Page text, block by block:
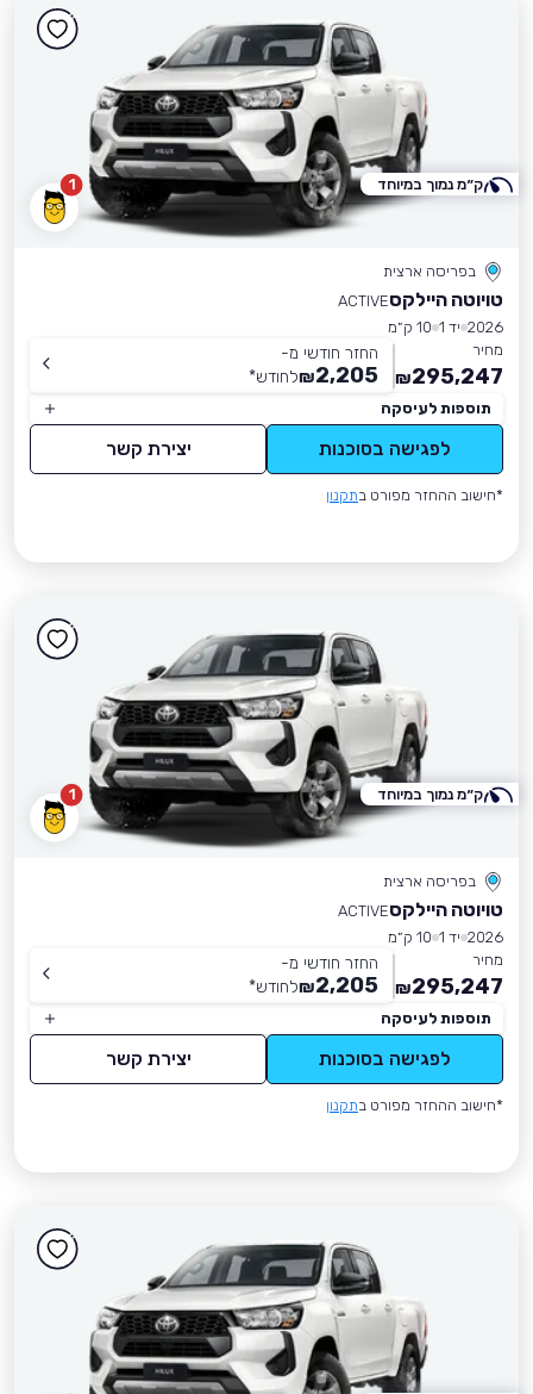
1
בפריסה ארצית
טויוטה היילקסACTIVE
2026 יד 1
10 ק״מ
מחיר
295,247
₪
החזר חודשי מ-
2,205
₪לחודש*
תוספות לעיסקה
לפגישה בסוכנות יצירת קשר
*חישוב ההחזר מפורט בתקנון
ק״מ נמוך במיוחד
1
בפריסה ארצית
טויוטה היילקסACTIVE
2026 יד 1
10 ק״מ
מחיר
295,247
₪
החזר חודשי מ-
2,205
₪לחודש*
תוספות לעיסקה
לפגישה בסוכנות יצירת קשר
*חישוב ההחזר מפורט בתקנון
ק״מ נמוך במיוחד